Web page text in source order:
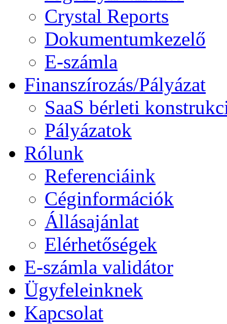
Crystal Reports
Dokumentumkezelő
E-számla
Finanszírozás/Pályázat
SaaS bérleti
Pályázatok
Rólunk
Referenciáink
Céginformációk
Állásajánlat
Elérhetőségek
E-számla validátor
Ügyfeleinknek
Kapcsolat